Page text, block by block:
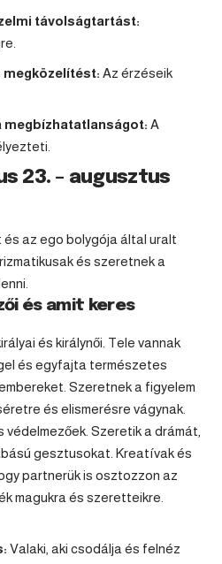
távolságtartást:
Az érzéseik
megbízhatatlanságot: A
23. – augusztus
és az ego bolygója által uralt
és szeretnek a
és amit keres
és királynői. Tele vannak
és egyfajta természetes
Szeretnek a figyelem
és elismerésre vágynak.
védelmezőek. Szeretik a drámát,
gesztusokat. Kreatívak és
partnerük is osztozzon az
magukra és szeretteikre.
Valaki, aki csodálja és felnéz